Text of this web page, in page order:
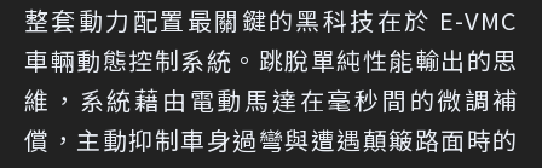
整套動力配置最關鍵的黑科技在於 E-VMC
車輛動態控制系統。跳脫單純性能輸出的思
維，系統藉由電動馬達在毫秒間的微調補
償，主動抑制車身過彎與遭遇顛簸路面時的